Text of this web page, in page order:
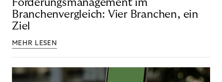
Forderungsmanagement im
Branchenvergleich: Vier Branchen, ein
Ziel
MEHR LESEN